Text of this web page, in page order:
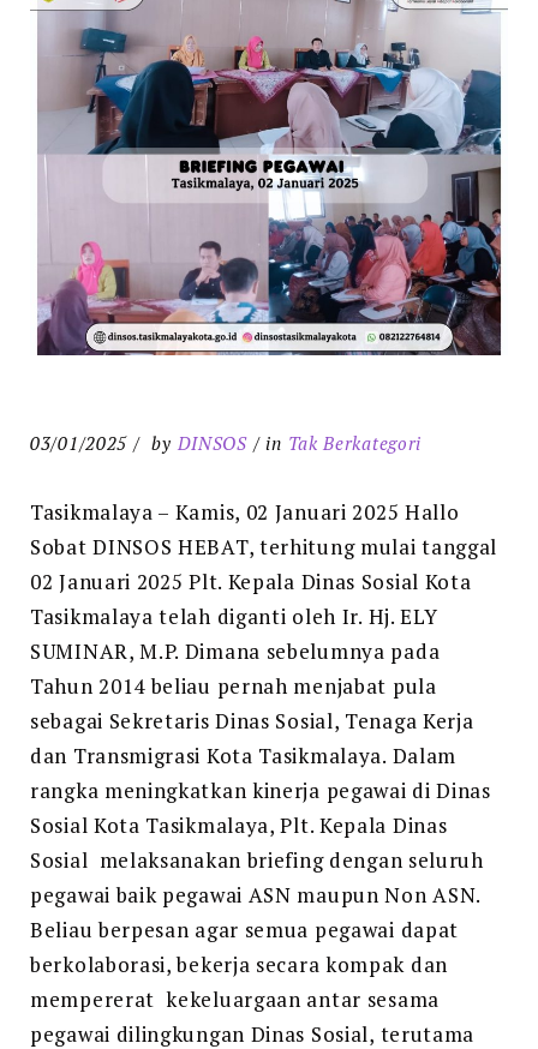
Search
for:
SEARCH
03/01/2025 by DINSOS in Tak Berkategori
Tasikmalaya – Kamis, 02 Januari 2025 Hallo
Sobat DINSOS HEBAT, terhitung mulai tanggal
02 Januari 2025 Plt. Kepala Dinas Sosial Kota
Tasikmalaya telah diganti oleh Ir. Hj. ELY
SUMINAR, M.P. Dimana sebelumnya pada
Tahun 2014 beliau pernah menjabat pula
sebagai Sekretaris Dinas Sosial, Tenaga Kerja
dan Transmigrasi Kota Tasikmalaya. Dalam
rangka meningkatkan kinerja pegawai di Dinas
Sosial Kota Tasikmalaya, Plt. Kepala Dinas
Sosial melaksanakan briefing dengan seluruh
pegawai baik pegawai ASN maupun Non ASN.
Beliau berpesan agar semua pegawai dapat
berkolaborasi, bekerja secara kompak dan
mempererat kekeluargaan antar sesama
pegawai dilingkungan Dinas Sosial, terutama